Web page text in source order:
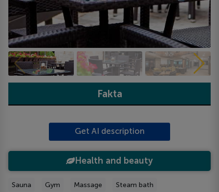
Fakta
Get AI description
Health and beauty
Sauna Gym Massage Steam bath